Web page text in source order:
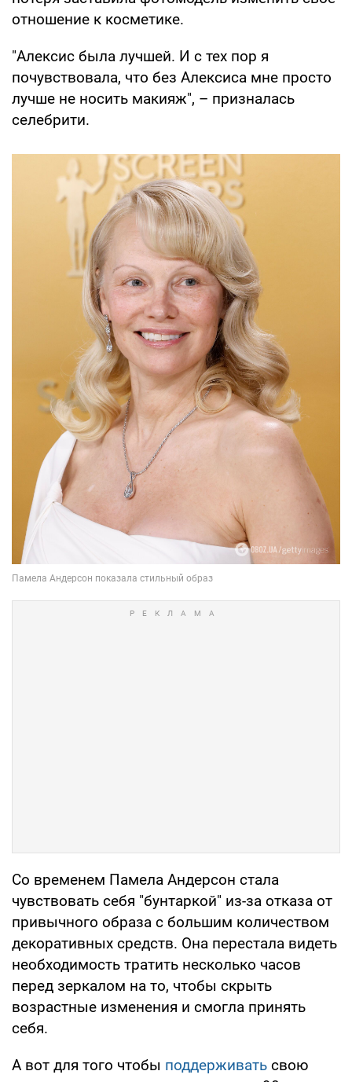
отношение к косметике.
"Алексис была лучшей. И с тех пор я
почувствовала, что без Алексиса мне просто
лучше не носить макияж", – призналась
селебрити.
Со временем Памела Андерсон стала
чувствовать себя "бунтаркой" из-за отказа от
привычного образа с большим количеством
декоративных средств. Она перестала видеть
необходимость тратить несколько часов
перед зеркалом на то, чтобы скрыть
возрастные изменения и смогла принять
себя.
А вот для того чтобы поддерживать свою